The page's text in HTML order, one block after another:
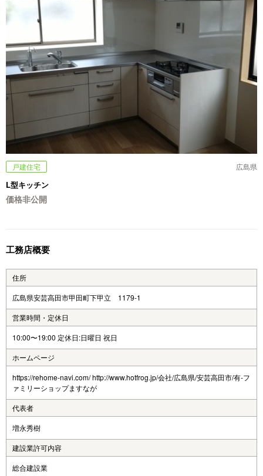
戸建住宅 広島県
L型キッチン
価格非公開
工務店概要
住所
広島県安芸高田市甲田町下甲立 1179-1
営業時間・定休日
10:00〜19:00 定休日:日曜日 祝日
ホームページ
https://rehome-navi.com/ http://www.hotfrog.jp/会社/広島県/安芸高田市/有-フ
ァミリーショップますなが
代表者
増永秀樹
建設業許可内容
総合建設業